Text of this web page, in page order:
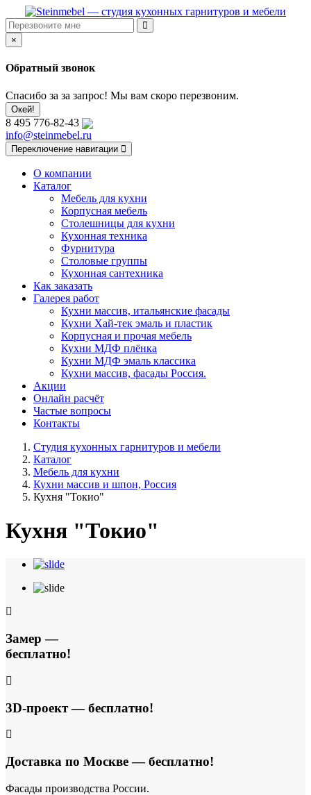
×
Обратный звонок
Спасибо за за запрос! Мы вам скоро перезвоним.
Окей!
8 495 776-82-43
info@steinmebel.ru
Переключение навигации
О компании
Каталог
Мебель для кухни
Корпусная мебель
Столешницы для кухни
Кухонная техника
Фурнитура
Столовые группы
Кухонная сантехника
Как заказать
Галерея работ
Кухни массив, итальянские фасады
Кухни Хай-тек эмаль и пластик
Корпусная и прочая мебель
Кухни МДФ плёнка
Кухни МДФ эмаль классика
Кухни массив, фасады Россия.
Акции
Онлайн расчёт
Частые вопросы
Контакты
Студия кухонных гарнитуров и мебели
Каталог
Мебель для кухни
Кухни массив и шпон, Россия
Кухня "Токио"
Кухня "Токио"
Замер —
бесплатно!
3D-проект — бесплатно!
Доставка по Москве — бесплатно!
Фасады производства России.